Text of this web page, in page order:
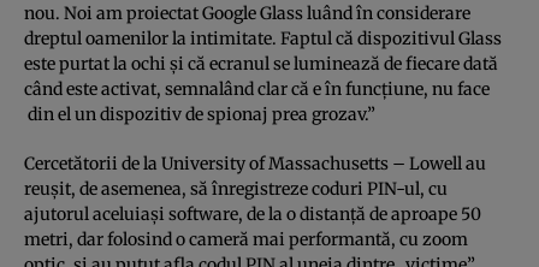
nou. Noi am proiectat Google Glass luând în considerare
dreptul oamenilor la intimitate. Faptul că dispozitivul Glass
este purtat la ochi şi că ecranul se luminează de fiecare dată
când este activat, semnalând clar că e în funcţiune, nu face
din el un dispozitiv de spionaj prea grozav.”
Cercetătorii de la University of Massachusetts – Lowell au
reuşit, de asemenea, să înregistreze coduri PIN-ul, cu
ajutorul aceluiaşi software, de la o distanţă de aproape 50
metri, dar folosind o cameră mai performantă, cu zoom